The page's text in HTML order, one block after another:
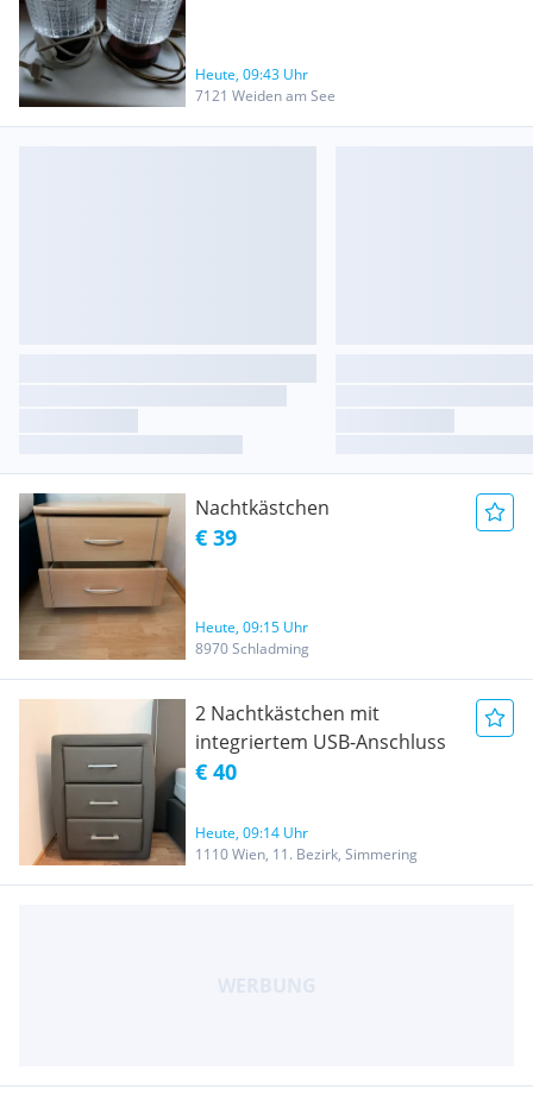
Heute, 09:43 Uhr
7121 Weiden am See
Nachtkästchen
€ 39
Heute, 09:15 Uhr
8970 Schladming
2 Nachtkästchen mit
integriertem USB-Anschluss
€ 40
Heute, 09:14 Uhr
1110 Wien, 11. Bezirk, Simmering